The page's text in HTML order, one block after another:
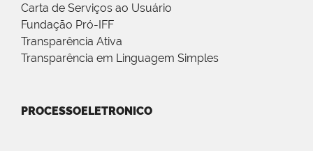
Carta de Serviços ao Usuário
Fundação Pró-IFF
Transparência Ativa
Transparência em Linguagem Simples
PROCESSOELETRONICO